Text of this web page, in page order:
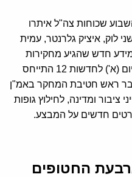
שכוחות צה"ל איתרו
לוק, איציק גלרנטר, עמית
מידע חדש שהגיע מחקירות
שבויים שנתפסו. בריאיון מיוחד היום (א') לחדשות 12 התייחס
ראש חטיבת המחקר באמ"ן
ציבור ומדינה, לחילוץ גופות
חדשים על המבצע.
החטופים